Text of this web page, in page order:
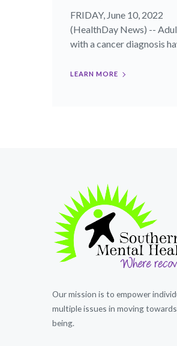
FRIDAY, June 10, 2022
(HealthDay News) --
with a cancer diagnosis
LEARN MORE
Our mission is to empower
multiple issues in moving
being.